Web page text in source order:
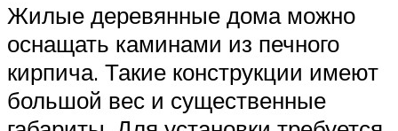
Жилые деревянные дома можно
оснащать каминами из печного
кирпича. Такие конструкции имеют
большой вес и существенные